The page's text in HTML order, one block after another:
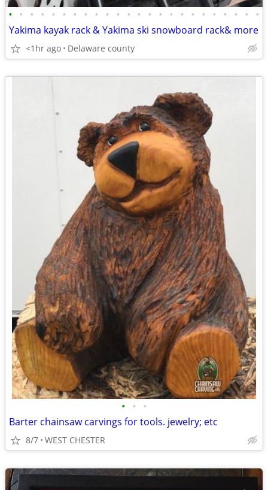
• • • • • • • • • • • • • • • • • • • • • • • •
Yakima kayak rack & Yakima ski snowboard rack& more
<1hr ago Delaware county
• • •
Barter chainsaw carvings for tools. jewelry; etc
8/7 WEST CHESTER